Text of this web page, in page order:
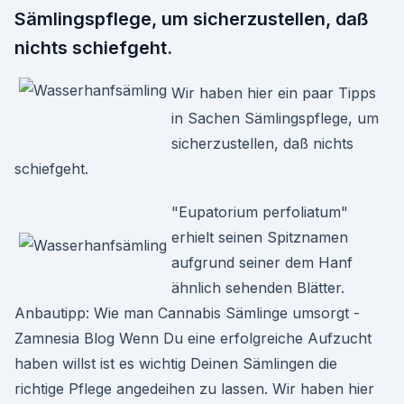
Sämlingspflege, um sicherzustellen, daß
nichts schiefgeht.
Wir haben hier ein paar Tipps
in Sachen Sämlingspflege, um
sicherzustellen, daß nichts
schiefgeht.
"Eupatorium perfoliatum"
erhielt seinen Spitznamen
aufgrund seiner dem Hanf
ähnlich sehenden Blätter.
Anbautipp: Wie man Cannabis Sämlinge umsorgt -
Zamnesia Blog Wenn Du eine erfolgreiche Aufzucht
haben willst ist es wichtig Deinen Sämlingen die
richtige Pflege angedeihen zu lassen. Wir haben hier